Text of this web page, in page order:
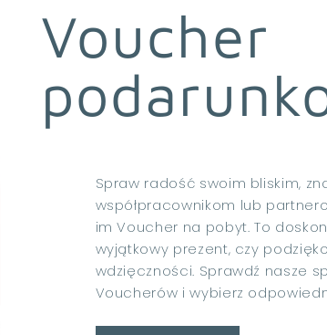
Voucher
Spraw radość swoim bliskim,
współpracownikom lub
im Voucher na pobyt. To
wyjątkowy prezent, czy
wdzięczności. Sprawdź nasze
Voucherów i wybierz